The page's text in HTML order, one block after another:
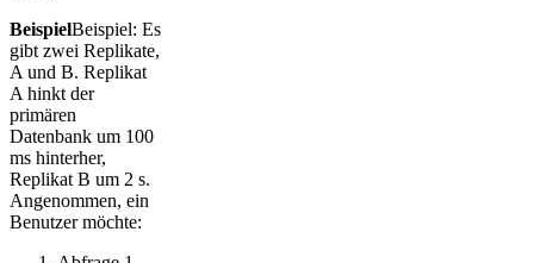
BeispielBeispiel: Es
gibt zwei Replikate,
A und B. Replikat
A hinkt der
primären
Datenbank um 100
ms hinterher,
Replikat B um 2 s.
Angenommen, ein
Benutzer möchte: